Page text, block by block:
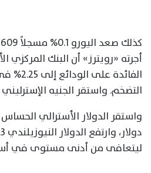
أجرته «رويترز» أن البنك
التضخم. واستقر الجنيه الإسترليني عند 1.3427
ليتعافى من أدنى مستوى في